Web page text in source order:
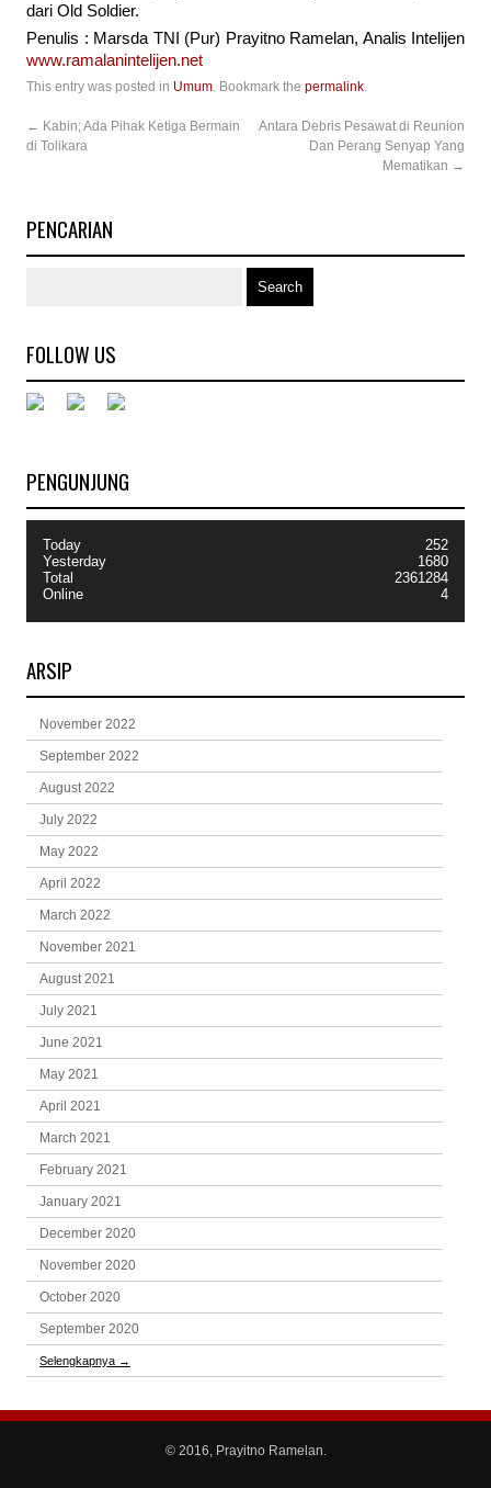
dari Old Soldier.
Penulis : Marsda TNI (Pur) Prayitno Ramelan, Analis Intelijen
www.ramalanintelijen.net
This entry was posted in Umum. Bookmark the permalink.
← Kabin; Ada Pihak Ketiga Bermain
di Tolikara
Antara Debris Pesawat di Reunion
Dan Perang Senyap Yang
Mematikan →
PENCARIAN
FOLLOW US
PENGUNJUNG
Today
Yesterday
Total
Online
252
1680
2361284
4
ARSIP
November 2022
September 2022
August 2022
July 2022
May 2022
April 2022
March 2022
November 2021
August 2021
July 2021
June 2021
May 2021
April 2021
March 2021
February 2021
January 2021
December 2020
November 2020
October 2020
September 2020
Selengkapnya →
© 2016, Prayitno Ramelan.